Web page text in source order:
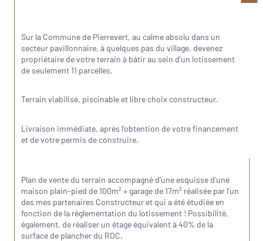
Sur la Commune de Pierrevert, au calme absolu dans un
secteur pavillonnaire, à quelques pas du village, devenez
propriétaire de votre terrain à bâtir au sein d'un lotissement
de seulement 11 parcelles.
Terrain viabilisé, piscinable et libre choix constructeur.
Livraison immédiate, après l'obtention de votre financement
et de votre permis de construire.
Plan de vente du terrain accompagné d'une esquisse d'une
maison plain-pied de 100m² + garage de 17m² réalisée par l'un
des mes partenaires Constructeur et qui a été étudiée en
fonction de la réglementation du lotissement ! Possibilité,
également, de réaliser un étage équivalent à 40% de la
surface de plancher du RDC.